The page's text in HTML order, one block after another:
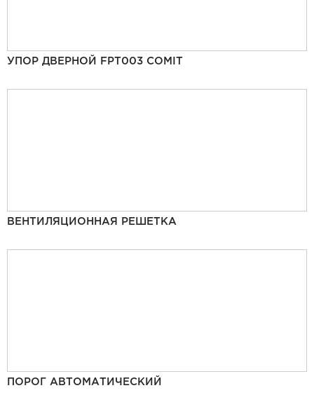
УПОР ДВЕРНОЙ FPT003 COMIT
ВЕНТИЛЯЦИОННАЯ РЕШЕТКА
ПОРОГ АВТОМАТИЧЕСКИЙ